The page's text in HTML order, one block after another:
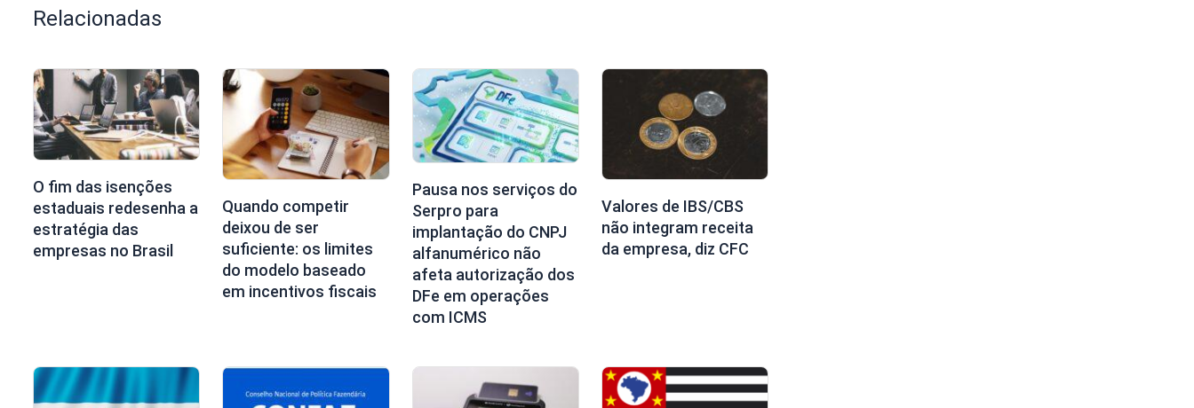
Relacionadas
O fim das isenções
estaduais redesenha a
estratégia das
empresas no Brasil
Quando competir
deixou de ser
suficiente: os limites
do modelo baseado
em incentivos fiscais
Pausa nos serviços do
Serpro para
implantação do CNPJ
alfanumérico não
afeta autorização dos
DFe em operações
com ICMS
Valores de IBS/CBS
não integram receita
da empresa, diz CFC